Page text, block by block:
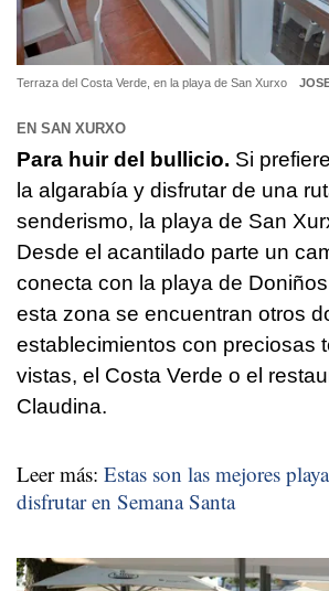
Terraza del Costa Verde, en la playa de San Xurxo
EN SAN XURXO
Para huir del bullicio. Si
la algarabía y disfrutar de una
senderismo, la playa de San
Desde el acantilado parte un
conecta con la playa de
esta zona se encuentran otros
establecimientos con preciosas
vistas, el Costa Verde o el
Claudina.
Leer más: Estas son las mejores
disfrutar en Semana Santa